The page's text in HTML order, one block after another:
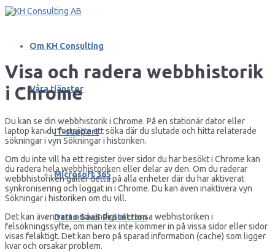
Om KH Consulting
Våra tjänster
IT-support
Microsoft 365
Datto SaaS Protection
Visa och radera webbhistorik
i Chrome
Du kan se din webbhistorik i Chrome. På en stationär dator eller
laptop kan du fortsätta att söka där du slutade och hitta relaterade
sökningar i vyn Sökningar i historiken.
Om du inte vill ha ett register över sidor du har besökt i Chrome kan
du radera hela webbhistoriken eller delar av den. Om du raderar
webbhistoriken gäller detta på alla enheter där du har aktiverat
synkronisering och loggat in i Chrome. Du kan även inaktivera vyn
Sökningar i historiken om du vill.
Det kan även vara nödvändigt att rensa webhistoriken i
felsökningssyfte, om man tex inte kommer in på vissa sidor eller sidor
visas felaktigt. Det kan bero på sparad information (cache) som ligger
kvar och orsakar problem.